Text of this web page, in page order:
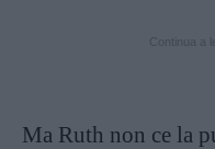
Ma Ruth non ce la